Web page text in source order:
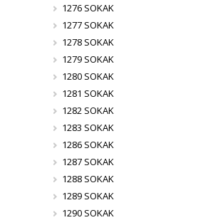
1276 SOKAK
1277 SOKAK
1278 SOKAK
1279 SOKAK
1280 SOKAK
1281 SOKAK
1282 SOKAK
1283 SOKAK
1286 SOKAK
1287 SOKAK
1288 SOKAK
1289 SOKAK
1290 SOKAK